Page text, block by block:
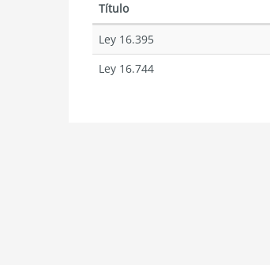
Título
Ley 16.395
Ley 16.744